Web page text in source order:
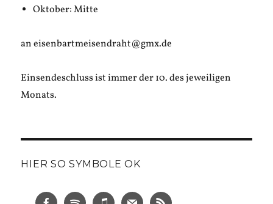
Oktober: Mitte
an eisenbartmeisendraht@gmx.de
Einsendeschluss ist immer der 10. des jeweiligen
Monats.
HIER SO SYMBOLE OK